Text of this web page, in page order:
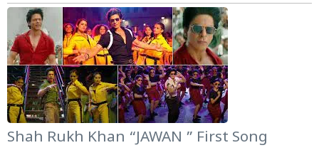
Shah Rukh Khan “JAWAN ” First Song